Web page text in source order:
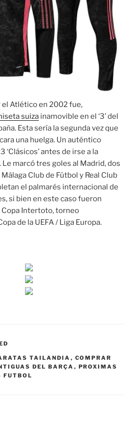
el Atlético en 2002 fue,
suiza inamovible en el ‘3’ del
Esta sería la segunda vez que
una huelga. Un auténtico
‘Clásicos’ antes de irse a la
marcó tres goles al Madrid, dos
Club de Fútbol y Real Club
el palmarés internacional de
si bien en este caso fueron
Intertoto, torneo
de la UEFA / Liga Europa.
TAILANDIA , COMPRAR
DEL BARÇA , PROXIMAS
FUTBOL